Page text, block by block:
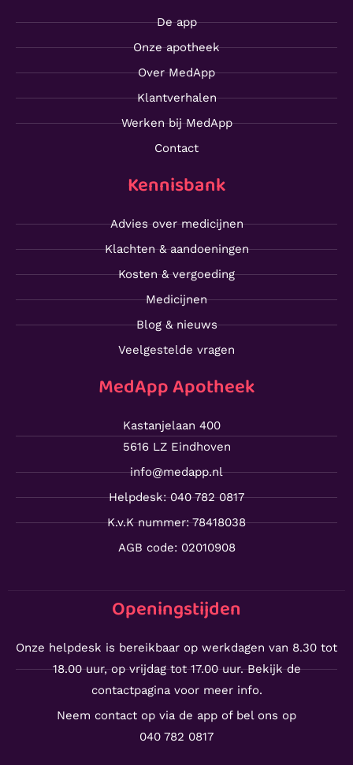
De app
Onze apotheek
Over MedApp
Klantverhalen
Werken bij MedApp
Contact
Kennisbank
Advies over medicijnen
Klachten & aandoeningen
Kosten & vergoeding
Medicijnen
Blog & nieuws
Veelgestelde vragen
MedApp Apotheek
Kastanjelaan 400
5616 LZ Eindhoven
info@medapp.nl
Helpdesk: 040 782 0817
K.v.K nummer: 78418038
AGB code: 02010908
Openingstijden
Onze helpdesk is bereikbaar op werkdagen van 8.30 tot
18.00 uur, op vrijdag tot 17.00 uur. Bekijk de
contactpagina voor meer info.
Neem contact op via de app of bel ons op
040 782 0817